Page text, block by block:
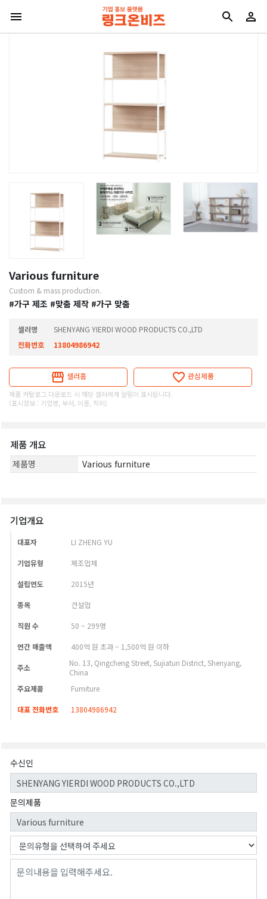
Various furniture
Custom & mass production.
#가구 제조 #맞춤 제작 #가구 맞춤
셀러명
SHENYANG YIERDI WOOD PRODUCTS CO.,LTD
전화번호
13804986942
셀러홈 관심제품
제품 카탈로그 다운로드 시 해당 셀러에게 알림이 표시됩니다.
(표시정보 : 기업명, 부서, 이름, 직위)
제품 개요
제품명 Various furniture
기업개요
대표자 LI ZHENG YU
기업유형 제조업체
설립연도 2015년
종목 건설업
직원 수 50 ~ 299명
연간 매출액 400억 원 초과 ~ 1,500억 원 이하
주소
No. 13, Qingcheng Street, Sujiatun District, Shenyang,
China
주요제품
Furniture
대표 전화번호 13804986942
수신인
문의제품